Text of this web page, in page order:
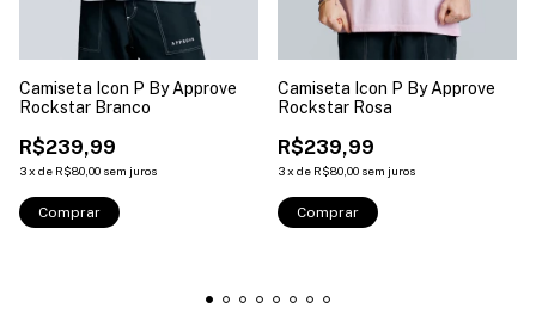
Camiseta Icon P By Approve
Rockstar Branco
R$239,99
3x de R$80,00 sem juros
Comprar
Camiseta Icon P By Approve
Rockstar Rosa
R$239,99
3x de R$80,00 sem juros
Comprar